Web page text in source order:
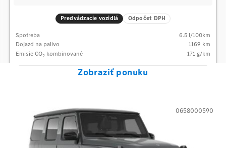
Predvádzacie vozidlá Odpočet DPH
Spotreba 6.5 l/100km
Dojazd na palivo
1169 km
Emisie CO2 kombinované 171 g/km
Zobraziť ponuku
0658000590